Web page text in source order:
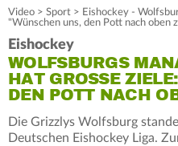
Video > Sport > Eishockey -
"Wünschen uns, den Pott nach oben
Eishockey
WOLFSBURGS
HAT GROSSE
EN POTT NACH
Die Grizzlys Wolfsburg
Deutschen Eishockey Liga.